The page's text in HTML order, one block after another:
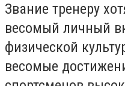
Звание тренеру
весомый личный
физической
весомые